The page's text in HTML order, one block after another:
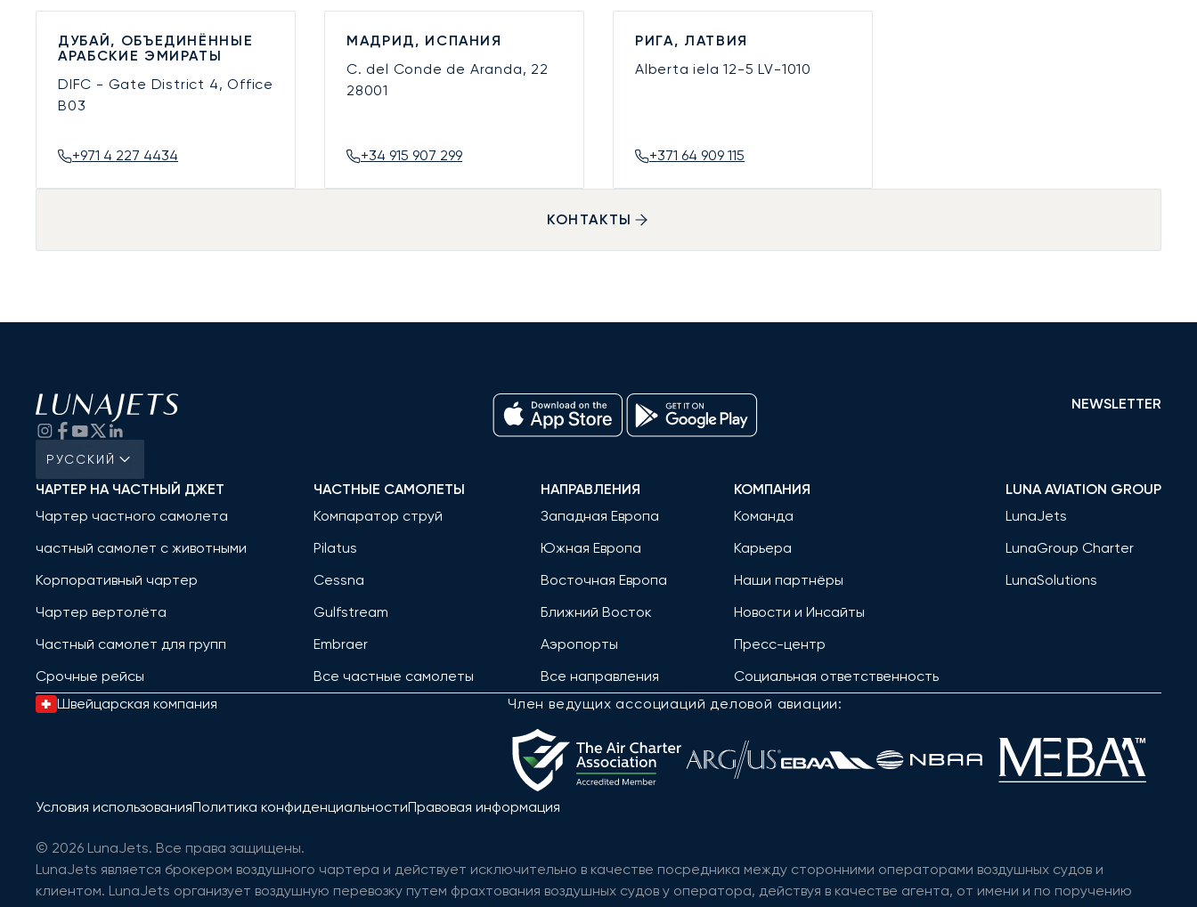
ДУБАЙ, ОБЪЕДИНЁННЫЕ
АРАБСКИЕ ЭМИРАТЫ
DIFC - Gate District 4, Office
B03
+971 4 227 4434
МАДРИД, ИСПАНИЯ
C. del Conde de Aranda, 22
28001
+34 915 907 299
РИГА, ЛАТВИЯ
Alberta iela 12-5LV-1010
+371 64 909 115
КОНТАКТЫ
РУССКИЙ
NEWSLETTER
ЧАРТЕР НА ЧАСТНЫЙ ДЖЕТ
Чартер частного самолета
частный самолет с животными
Корпоративный чартер
Чартер вертолёта
Частный самолет для групп
Срочные рейсы
ЧАСТНЫЕ САМОЛЕТЫ
Компаратор струй
Pilatus
Cessna
Gulfstream
Embraer
Все частные самолеты
НАПРАВЛЕНИЯ
Западная Европа
Южная Европа
Восточная Европа
Ближний Восток
Аэропорты
Все направления
КОМПАНИЯ
Команда
Карьера
Наши партнёры
Новости и Инсайты
Пресс-центр
Социальная ответственность
LUNA AVIATION GROUP
LunaJets
LunaGroup Charter
LunaSolutions
Швейцарская компания Член ведущих ассоциаций деловой авиации:
Условия использованияПолитика конфиденциальностиПравовая информация
© 2026 LunaJets. Все права защищены.
LunaJets является брокером воздушного чартера и действует исключительно в качестве посредника между сторонними операторами воздушных судов и
клиентом. LunaJets организует воздушную перевозку путем фрахтования воздушных судов у оператора, действуя в качестве агента, от имени и по поручению